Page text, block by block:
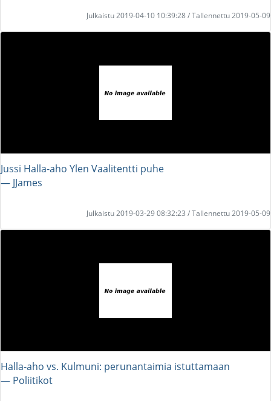
Julkaistu 2019-04-10 10:39:28 / Tallennettu 2019-05-09
Jussi Halla-aho Ylen Vaalitentti puhe
― JJames
Julkaistu 2019-03-29 08:32:23 / Tallennettu 2019-05-09
Halla-aho vs. Kulmuni: perunantaimia istuttamaan
― Poliitikot